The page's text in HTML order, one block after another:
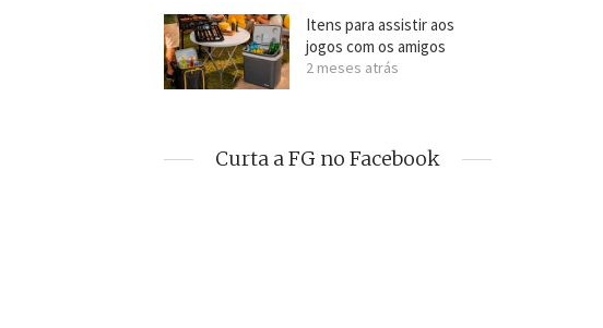
Itens para assistir aos
jogos com os amigos
2 meses atrás
Curta a FG no Facebook